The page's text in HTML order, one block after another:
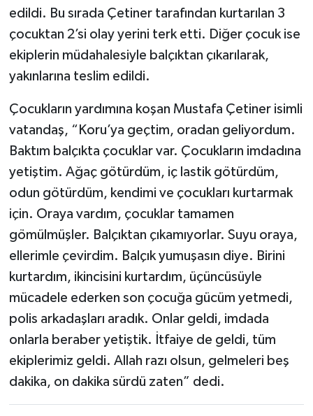
edildi. Bu sırada Çetiner tarafından kurtarılan 3
çocuktan 2’si olay yerini terk etti. Diğer çocuk ise
ekiplerin müdahalesiyle balçıktan çıkarılarak,
yakınlarına teslim edildi.
Çocukların yardımına koşan Mustafa Çetiner isimli
vatandaş, “Koru’ya geçtim, oradan geliyordum.
Baktım balçıkta çocuklar var. Çocukların imdadına
yetiştim. Ağaç götürdüm, iç lastik götürdüm,
odun götürdüm, kendimi ve çocukları kurtarmak
için. Oraya vardım, çocuklar tamamen
gömülmüşler. Balçıktan çıkamıyorlar. Suyu oraya,
ellerimle çevirdim. Balçık yumuşasın diye. Birini
kurtardım, ikincisini kurtardım, üçüncüsüyle
mücadele ederken son çocuğa gücüm yetmedi,
polis arkadaşları aradık. Onlar geldi, imdada
onlarla beraber yetiştik. İtfaiye de geldi, tüm
ekiplerimiz geldi. Allah razı olsun, gelmeleri beş
dakika, on dakika sürdü zaten” dedi.